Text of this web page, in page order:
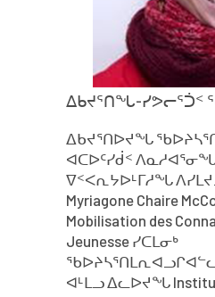
ᐃᑲᔪᕐᑎᖓ-ᓯᕗᓕᕐᑑᑉ
ᐃᑲᔪᕐᑎᐅᔪᖓ
ᐊᑕᐅᑦᓯᑰᑉ
ᐁᑉᐸᕆᔭᐅᒻᒥᓱᖓ
Myriagone Chaire
Mobilisation des
Jeunesse ᓯᑕᒪᓂᒃ
ᐊᒻᒪᓗ ᐃᓚᐅᔪᖓ Institut